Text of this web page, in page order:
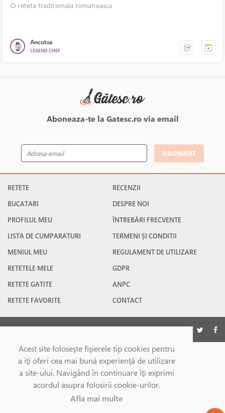
Acest site foloseşte fişierele tip cookies pentru
a iţi oferi cea mai bună experienţă de utilizare
a site-ului. Navigând în continuare îţi exprimi
acordul asupra folosirii cookie-urilor.
Afla mai multe
O reteta traditionala romaneasca
Ancutsa
LEGEND CHEF
Aboneaza-te la Gatesc.ro via email
ABONARE
RETETE
BUCATARI
PROFILUL MEU
LISTA DE CUMPARATURI
MENIUL MEU
RETETELE MELE
RETETE GATITE
RETETE FAVORITE
RECENZII
DESPRE NOI
ÎNTREBĂRI FRECVENTE
TERMENI ȘI CONDITII
REGULAMENT DE UTILIZARE
GDPR
ANPC
CONTACT
©Gatesc.ro 2026